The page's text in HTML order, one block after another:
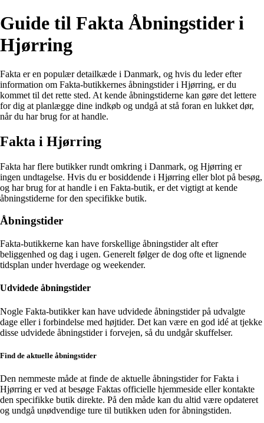
Guide til Fakta Åbningstider i
Hjørring
Fakta er en populær detailkæde i Danmark, og hvis du leder efter
information om Fakta-butikkernes åbningstider i Hjørring, er du
kommet til det rette sted. At kende åbningstiderne kan gøre det lettere
for dig at planlægge dine indkøb og undgå at stå foran en lukket dør,
når du har brug for at handle.
Fakta i Hjørring
Fakta har flere butikker rundt omkring i Danmark, og Hjørring er
ingen undtagelse. Hvis du er bosiddende i Hjørring eller blot på besøg,
og har brug for at handle i en Fakta-butik, er det vigtigt at kende
åbningstiderne for den specifikke butik.
Åbningstider
Fakta-butikkerne kan have forskellige åbningstider alt efter
beliggenhed og dag i ugen. Generelt følger de dog ofte et lignende
tidsplan under hverdage og weekender.
Udvidede åbningstider
Nogle Fakta-butikker kan have udvidede åbningstider på udvalgte
dage eller i forbindelse med højtider. Det kan være en god idé at tjekke
disse udvidede åbningstider i forvejen, så du undgår skuffelser.
Find de aktuelle åbningstider
Den nemmeste måde at finde de aktuelle åbningstider for Fakta i
Hjørring er ved at besøge Faktas officielle hjemmeside eller kontakte
den specifikke butik direkte. På den måde kan du altid være opdateret
og undgå unødvendige ture til butikken uden for åbningstiden.